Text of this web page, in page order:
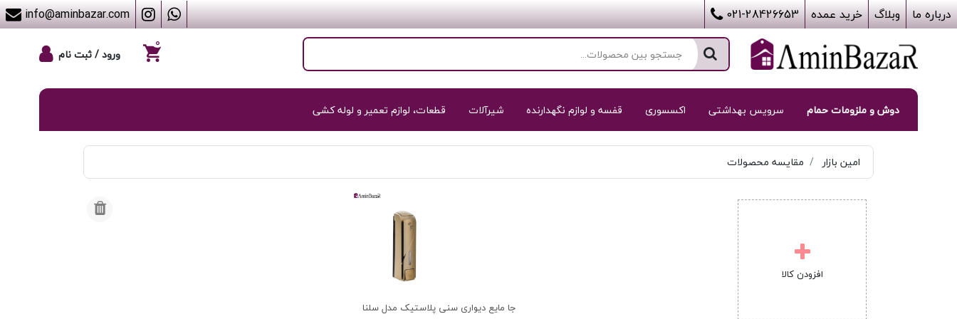
info@aminbazar.com درباره ما وبلاگ خرید عمده 021-28426653
ورود / ثبت نام
۰
دوش و ملزومات حمام سرویس بهداشتی اکسسوری قفسه و لوازم نگهدارنده شیرآلات قطعات، لوازم تعمیر و لوله کشی
امین بازار مقایسه محصولات
افزودن کالا
جا مایع دیواری سنی پلاستیک مدل سلنا